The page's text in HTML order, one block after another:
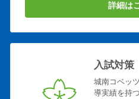
詳細は
入試対策
城南コベッ
導実績を持